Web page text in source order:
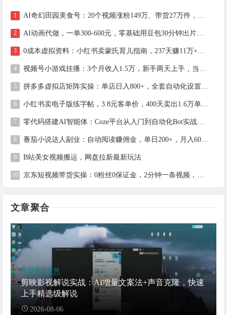
B站美女视频搬运，网盘拉新最新玩法
文章聚合
网创项目经验
剪映影视解说实战：AI增量文案法+声音克隆，快速
上手精选级解说
2026-08-06